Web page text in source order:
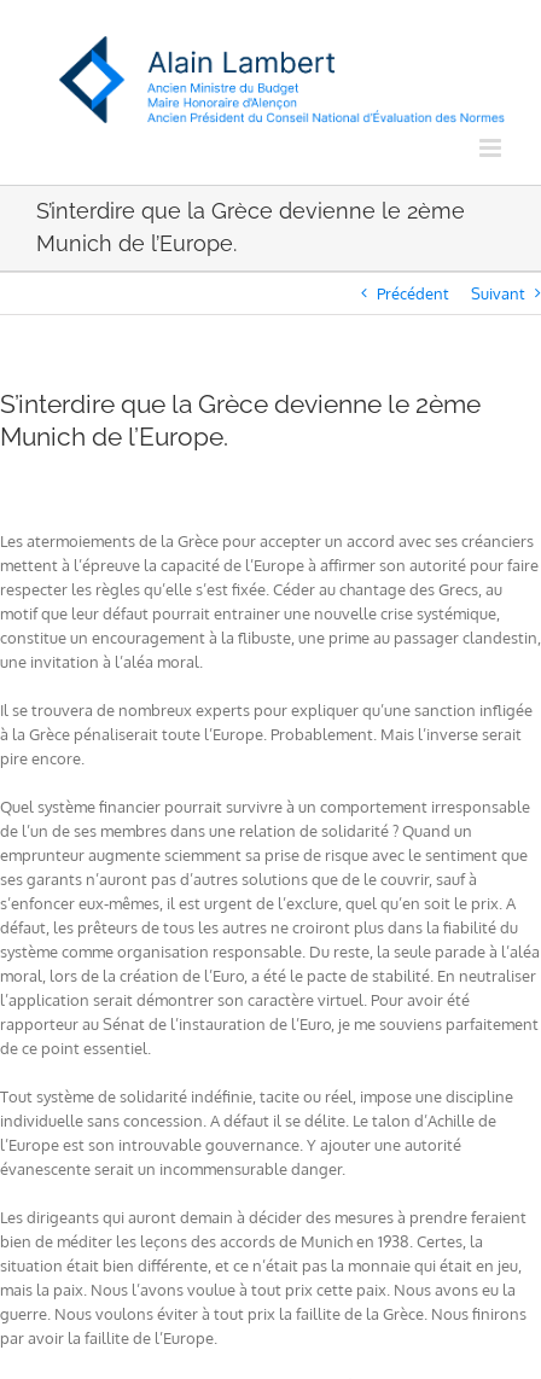
S’interdire que la Grèce devienne le 2ème
Munich de l’Europe.
Précédent Suivant
S’interdire que la Grèce devienne le 2ème
Munich de l’Europe.
Les atermoiements de la Grèce pour accepter un accord avec ses créanciers
mettent à l’épreuve la capacité de l’Europe à affirmer son autorité pour faire
respecter les règles qu’elle s’est fixée. Céder au chantage des Grecs, au
motif que leur défaut pourrait entrainer une nouvelle crise systémique,
constitue un encouragement à la flibuste, une prime au passager clandestin,
une invitation à l’aléa moral.
Il se trouvera de nombreux experts pour expliquer qu’une sanction infligée
à la Grèce pénaliserait toute l’Europe. Probablement. Mais l’inverse serait
pire encore.
Quel système financier pourrait survivre à un comportement irresponsable
de l’un de ses membres dans une relation de solidarité ? Quand un
emprunteur augmente sciemment sa prise de risque avec le sentiment que
ses garants n’auront pas d’autres solutions que de le couvrir, sauf à
s’enfoncer eux-mêmes, il est urgent de l’exclure, quel qu’en soit le prix. A
défaut, les prêteurs de tous les autres ne croiront plus dans la fiabilité du
système comme organisation responsable. Du reste, la seule parade à l’aléa
moral, lors de la création de l’Euro, a été le pacte de stabilité. En neutraliser
l’application serait démontrer son caractère virtuel. Pour avoir été
rapporteur au Sénat de l’instauration de l’Euro, je me souviens parfaitement
de ce point essentiel.
Tout système de solidarité indéfinie, tacite ou réel, impose une discipline
individuelle sans concession. A défaut il se délite. Le talon d’Achille de
l’Europe est son introuvable gouvernance. Y ajouter une autorité
évanescente serait un incommensurable danger.
Les dirigeants qui auront demain à décider des mesures à prendre feraient
bien de méditer les leçons des accords de Munich en 1938. Certes, la
situation était bien différente, et ce n’était pas la monnaie qui était en jeu,
mais la paix. Nous l’avons voulue à tout prix cette paix. Nous avons eu la
guerre. Nous voulons éviter à tout prix la faillite de la Grèce. Nous finirons
par avoir la faillite de l’Europe.